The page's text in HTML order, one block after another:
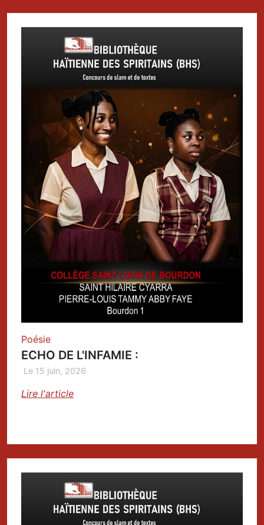
Poésie
ECHO DE L'INFAMIE :
Le 15 juin, 2026
Lire l'article